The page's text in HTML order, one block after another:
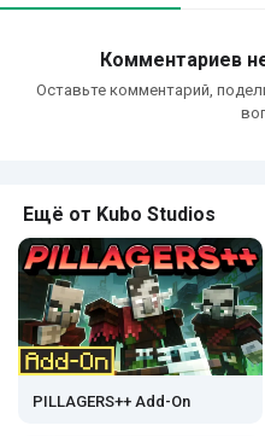
Комментариев
Оставьте комментарий,
Ещё от Kubo Studios
PILLAGERS++ Add-On